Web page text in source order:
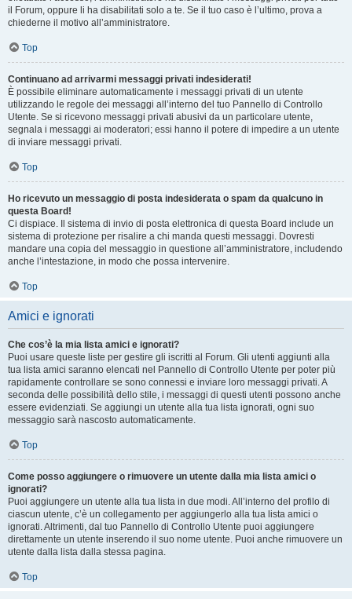
il Forum, oppure li ha disabilitati solo a te. Se il tuo caso è l’ultimo, prova a
chiederne il motivo all’amministratore.
Top
Continuano ad arrivarmi messaggi privati indesiderati!
È possibile eliminare automaticamente i messaggi privati ​​di un utente
utilizzando le regole dei messaggi all’interno del tuo Pannello di Controllo
Utente. Se si ricevono messaggi privati ​​abusivi da un particolare utente,
segnala i messaggi ai moderatori; essi hanno il potere di impedire a un utente
di inviare messaggi privati​​.
Top
Ho ricevuto un messaggio di posta indesiderata o spam da qualcuno in
questa Board!
Ci dispiace. Il sistema di invio di posta elettronica di questa Board include un
sistema di protezione per risalire a chi manda questi messaggi. Dovresti
mandare una copia del messaggio in questione all’amministratore, includendo
anche l’intestazione, in modo che possa intervenire.
Top
Amici e ignorati
Che cos’è la mia lista amici e ignorati?
Puoi usare queste liste per gestire gli iscritti al Forum. Gli utenti aggiunti alla
tua lista amici saranno elencati nel Pannello di Controllo Utente per poter più
rapidamente controllare se sono connessi e inviare loro messaggi privati. A
seconda delle possibilità dello stile, i messaggi di questi utenti possono anche
essere evidenziati. Se aggiungi un utente alla tua lista ignorati, ogni suo
messaggio sarà nascosto automaticamente.
Top
Come posso aggiungere o rimuovere un utente dalla mia lista amici o
ignorati?
Puoi aggiungere un utente alla tua lista in due modi. All’interno del profilo di
ciascun utente, c’è un collegamento per aggiungerlo alla tua lista amici o
ignorati. Altrimenti, dal tuo Pannello di Controllo Utente puoi aggiungere
direttamente un utente inserendo il suo nome utente. Puoi anche rimuovere un
utente dalla lista dalla stessa pagina.
Top